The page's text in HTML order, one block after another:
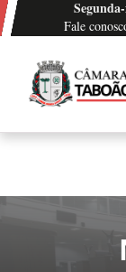
Ir para o
Fale
Câmara